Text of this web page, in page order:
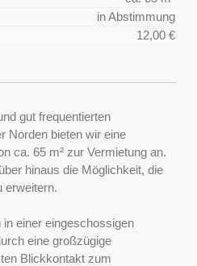
in Abstimmung
12,00 €
gut frequentierten
Norden bieten wir eine
ca. 65 m² zur Vermietung an.
hinaus die Möglichkeit, die
erweitern.
einer eingeschossigen
eine großzügige
Blickkontakt zum